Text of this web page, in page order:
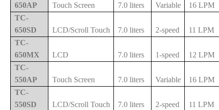
650AP
Touch Screen 7.0 liters Variable
16 LPM
TC-
650SD
LCD/Scroll Touch 7.0 liters 2-speed
11 LPM
TC-
650MX
LCD 7.0 liters 1-speed
12 LPM
TC-
550AP
Touch Screen 7.0 liters Variable
16 LPM
TC-
550SD
LCD/Scroll Touch 7.0 liters 2-speed
11 LPM